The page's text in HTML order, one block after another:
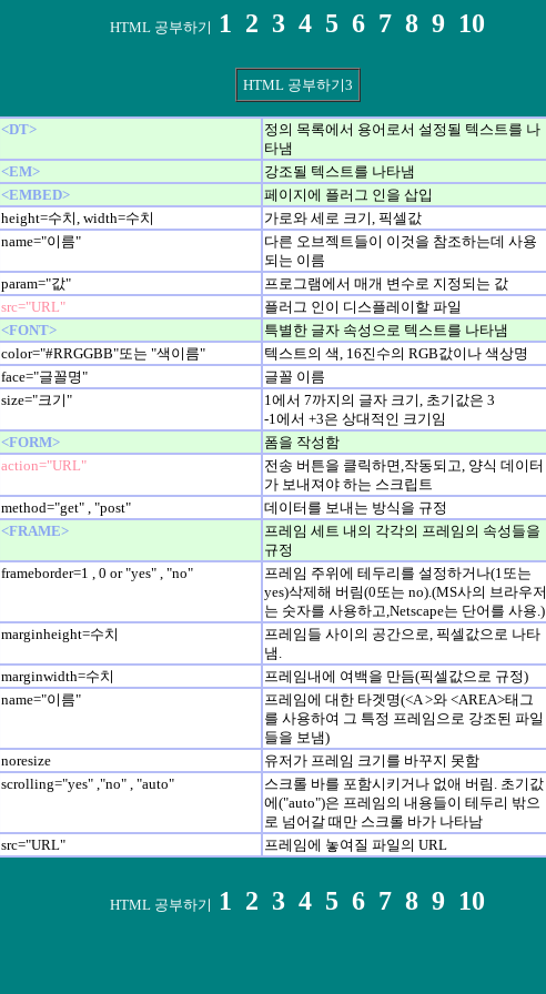
HTML 공부하기 1 2 3 4 5 6 7 8 9 10
HTML 공부하기3
<DT>
정의 목록에서 용어로서 설정될 텍스트를 나
타냄
<EM> 강조될 텍스트를 나타냄
<EMBED>
페이지에 플러그 인을 삽입
height=수치, width=수치
가로와 세로 크기, 픽셀값
name="이름"
다른 오브젝트들이 이것을 참조하는데 사용
되는 이름
param="값" 프로그램에서 매개 변수로 지정되는 값
src="URL"
플러그 인이 디스플레이할 파일
<FONT>
특별한 글자 속성으로 텍스트를 나타냄
color="#RRGGBB"또는 "색이름"
텍스트의 색, 16진수의 RGB값이나 색상명
face="글꼴명"
글꼴 이름
size="크기"
1에서 7까지의 글자 크기, 초기값은 3
-1에서 +3은 상대적인 크기임
<FORM> 폼을 작성함
action="URL"
전송 버튼을 클릭하면,작동되고, 양식 데이터
가 보내져야 하는 스크립트
method="get" , "post" 데이터를 보내는 방식을 규정
<FRAME>
프레임 세트 내의 각각의 프레임의 속성들을
규정
frameborder=1 , 0 or "yes" , "no"
프레임 주위에 테두리를 설정하거나(1또는
yes)삭제해 버림(0또는 no).(MS사의 브라우저
는 숫자를 사용하고,Netscape는 단어를 사용.)
marginheight=수치
프레임들 사이의 공간으로, 픽셀값으로 나타
냄.
marginwidth=수치 프레임내에 여백을 만듬(픽셀값으로 규정)
name="이름"
프레임에 대한 타겟명(<A >와 <AREA>태그
를 사용하여 그 특정 프레임으로 강조된 파일
들을 보냄)
noresize 유저가 프레임 크기를 바꾸지 못함
scrolling="yes" ,"no" , "auto"
스크롤 바를 포함시키거나 없애 버림. 초기값
에("auto")은 프레임의 내용들이 테두리 밖으
로 넘어갈 때만 스크롤 바가 나타남
src="URL" 프레임에 놓여질 파일의 URL
HTML 공부하기 1 2 3 4 5 6 7 8 9 10